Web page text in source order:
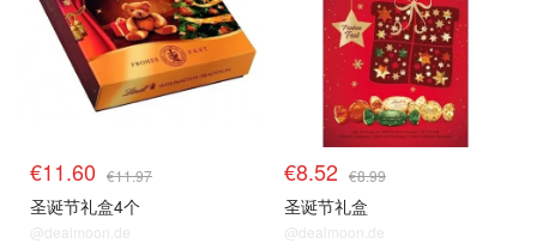
€11.60 €11.97
圣诞节礼盒4个
@dealmoon.de
€8.52 €8.99
圣诞节礼盒
@dealmoon.de